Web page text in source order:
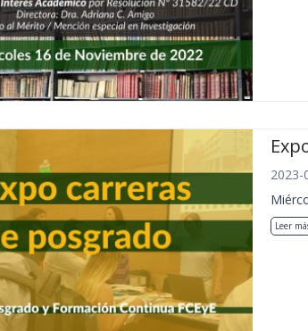
2023-
Leer